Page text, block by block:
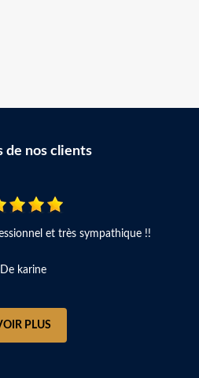
de nos clients
et très sympathique !!
De karine
PLUS